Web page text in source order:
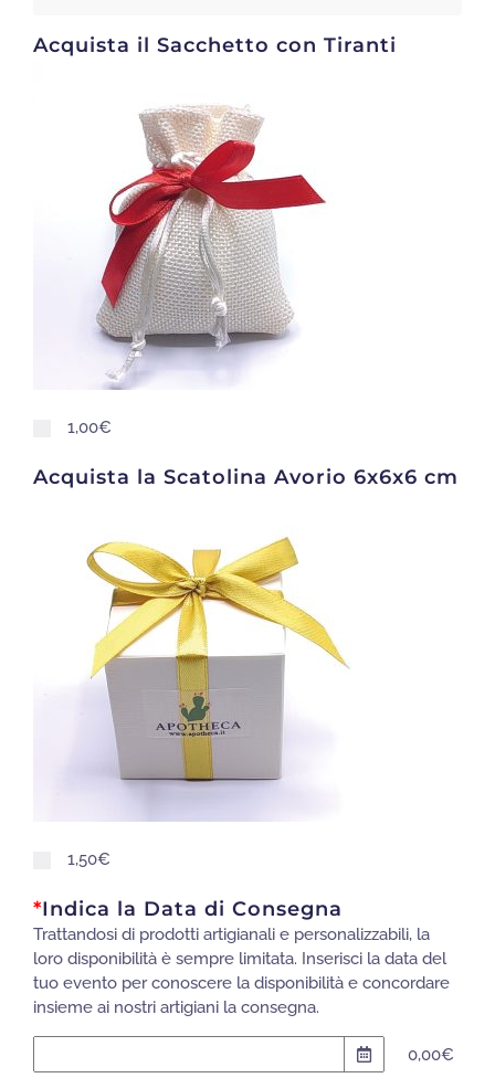
Acquista il Sacchetto con Tiranti
1,00€
Acquista la Scatolina Avorio 6x6x6 cm
1,50€
*Indica la Data di Consegna
Trattandosi di prodotti artigianali e personalizzabili, la
loro disponibilità è sempre limitata. Inserisci la data del
tuo evento per conoscere la disponibilità e concordare
insieme ai nostri artigiani la consegna.
0,00€